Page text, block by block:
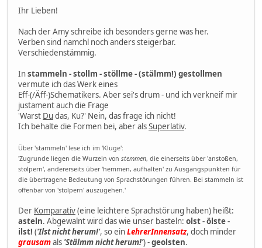
Ihr Lieben!
Nach der Amy schreibe ich besonders gerne was her.
Verben sind namchl noch anders steigerbar.
Verschiedenstämmig.
Instammeln - stollm - stöllme - (stälmm!) gestollmen
vermute ich das Werk eines
Eff-(/Äff-)Schematikers. Aber sei's drum - und ich verkneif mir
justament auch die Frage
'Warst Du das, Ku?' Nein, das frage ich nicht!
Ich behalte die Formen bei, aber alsSuperlativ.
Über 'stammeln' lese ich im 'Kluge':
'Zugrunde liegen die Wurzeln von stemmen, die einerseits über 'anstoßen,
stolpern', andererseits über 'hemmen, aufhalten' zu Ausgangspunkten für
die übertragene Bedeutung von Sprachstörungen führen. Bei stammeln ist
offenbar von 'stolpern' auszugehen.'
Der Komparativ(eine leichtere Sprachstörung haben) heißt:
asteln. Abgewalnt wird das wie unser basteln: olst - ölste -
ilst! ('Ilst nicht herum!', so einLehrerInnensatz, doch minder
grausamals 'Stälmm nicht herum!') -geolsten.